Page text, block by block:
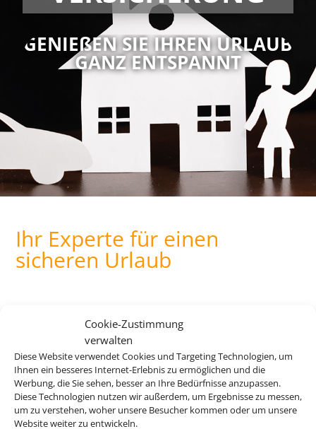
Cookie-Zustimmung
verwalten
Diese Website verwendet Cookies und Targeting Technologien, um
Ihnen ein besseres Internet-Erlebnis zu ermöglichen und die
Werbung, die Sie sehen, besser an Ihre Bedürfnisse anzupassen.
Diese Technologien nutzen wir außerdem, um Ergebnisse zu messen,
um zu verstehen, woher unsere Besucher kommen oder um unsere
Website weiter zu entwickeln.
GENIEßEN SIE IHREN URLAUB
GANZ ENTSPANNT
Ihr Experte für einen
sicheren Urlaub
Gründe geben, warum man von einer Reise zurücktreten
oder sie abbrechen muss. Bei uns finden Sie die passenden
Versicherungen für jede Eventualität.
Für eine detaillierte Beratung zu Ihrer Versicherung,
wenden Sie sich gerne an uns.